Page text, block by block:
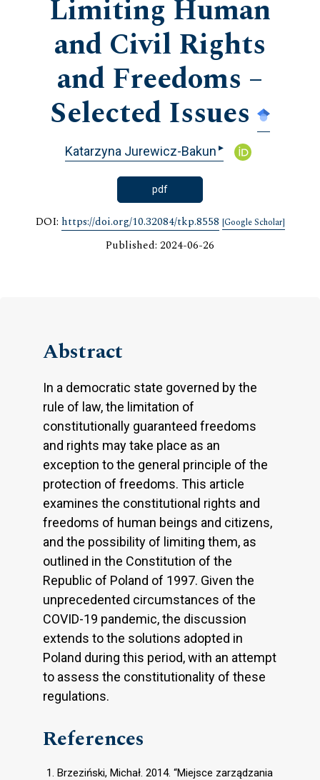
Limiting Human
and Civil Rights
and Freedoms –
Selected Issues
Katarzyna Jurewicz-Bakun ▸
pdf
DOI: https://doi.org/10.32084/tkp.8558 [Google Scholar]
Published: 2024-06-26
Abstract
In a democratic state governed by the
rule of law, the limitation of
constitutionally guaranteed freedoms
and rights may take place as an
exception to the general principle of the
protection of freedoms. This article
examines the constitutional rights and
freedoms of human beings and citizens,
and the possibility of limiting them, as
outlined in the Constitution of the
Republic of Poland of 1997. Given the
unprecedented circumstances of the
COVID-19 pandemic, the discussion
extends to the solutions adopted in
Poland during this period, with an attempt
to assess the constitutionality of these
regulations.
References
Brzeziński, Michał. 2014. “Miejsce zarządzania